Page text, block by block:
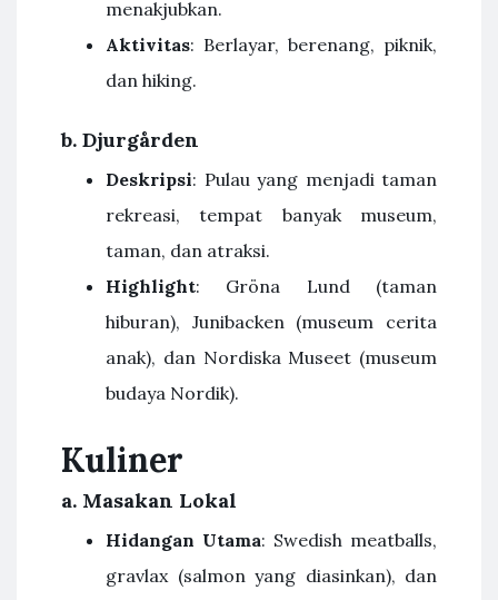
menakjubkan.
Aktivitas: Berlayar, berenang, piknik,
dan hiking.
b. Djurgården
Deskripsi: Pulau yang menjadi taman
rekreasi, tempat banyak museum,
taman, dan atraksi.
Highlight: Gröna Lund (taman
hiburan), Junibacken (museum cerita
anak), dan Nordiska Museet (museum
budaya Nordik).
Kuliner
a. Masakan Lokal
Hidangan Utama: Swedish meatballs,
gravlax (salmon yang diasinkan), dan